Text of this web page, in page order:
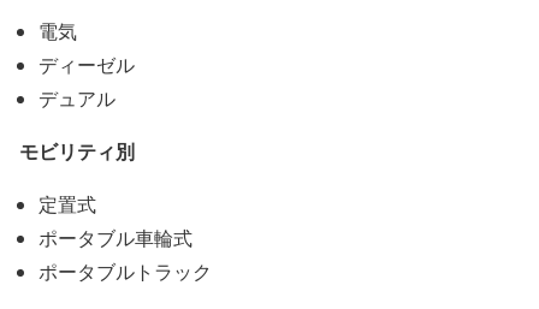
電気
ディーゼル
デュアル
モビリティ別
定置式
ポータブル車輪式
ポータブルトラック